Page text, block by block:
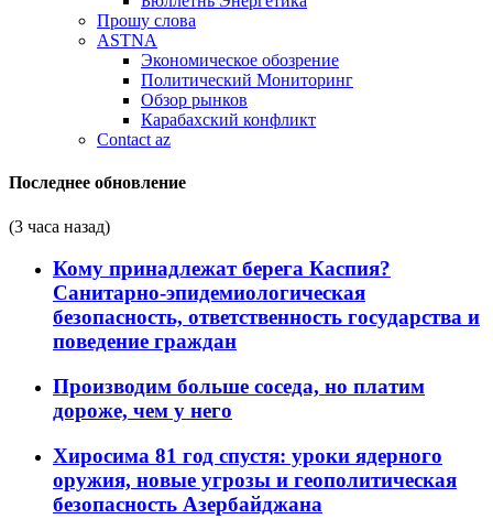
Прошу слова
ASTNA
Экономическое обозрение
Политический Мониторинг
Обзор рынков
Карабахский конфликт
Contact az
Последнее обновление
(3 часа назад)
Кому принадлежат берега Каспия?
Санитарно-эпидемиологическая
безопасность, ответственность государства и
поведение граждан
Производим больше соседа, но платим
дороже, чем у него
Хиросима 81 год спустя: уроки ядерного
оружия, новые угрозы и геополитическая
безопасность Азербайджана